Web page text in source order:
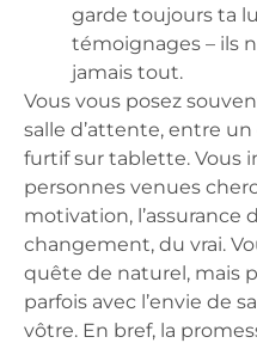
garde toujours ta
témoignages – ils
jamais tout.
Vous vous posez
salle d’attente, entre
furtif sur tablette. Vous
personnes venues
motivation, l’assurance
changement, du vrai.
quête de naturel, mais
parfois avec l’envie de
vôtre. En bref, la